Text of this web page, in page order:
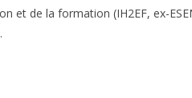
et de la formation (IH2EF, ex-